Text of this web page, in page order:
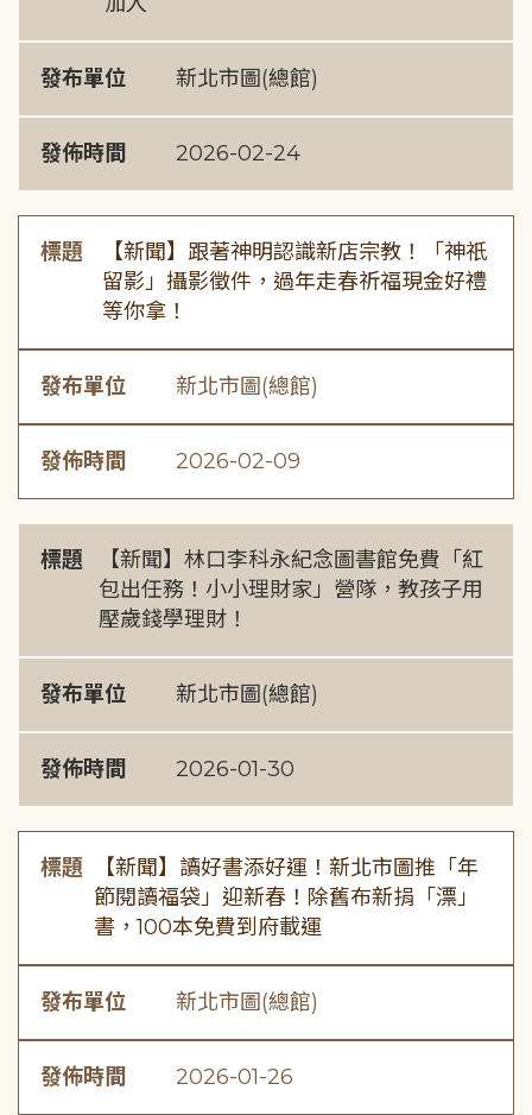
發布單位 新北市圖(總館)
發佈時間 2026-02-24
標題
【新聞】跟著神明認識新店宗教！「神祇
留影」攝影徵件，過年走春祈福現金好禮
等你拿！
發布單位 新北市圖(總館)
發佈時間 2026-02-09
標題
【新聞】林口李科永紀念圖書館免費「紅
包出任務！小小理財家」營隊，教孩子用
壓歲錢學理財！
發布單位 新北市圖(總館)
發佈時間 2026-01-30
標題
【新聞】讀好書添好運！新北市圖推「年
節閱讀福袋」迎新春！除舊布新捐「漂」
書，100本免費到府載運
發布單位 新北市圖(總館)
發佈時間 2026-01-26